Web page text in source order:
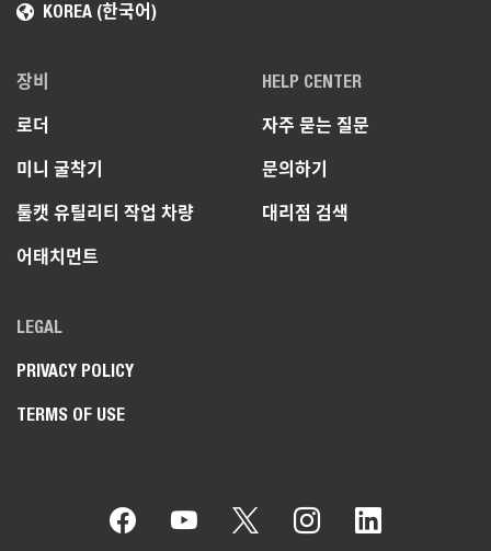
KOREA (한국어)
장비
로더
미니 굴착기
툴캣 유틸리티 작업 차량
어태치먼트
HELP CENTER
자주 묻는 질문
문의하기
대리점 검색
LEGAL
PRIVACY POLICY
TERMS OF USE